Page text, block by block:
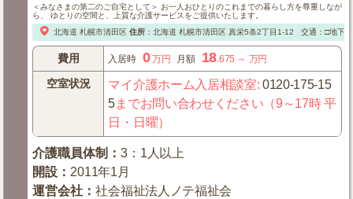
＜みなさまの第二のご自宅として＞ お一人おひとりのこれまでの暮らし方を尊重しなが
ら、 ゆとりの空間と、上質な介護サービスをご提供いたします。
北海道 札幌市清田区 住所： 北海道 札幌市清田区真栄5条2丁目1-12 交通：□地下
費用 入居時 0万円 月額 18 .675 ～ 万円
空室状況 マイ介護ホーム入居相談室:0120-175-15
5までお問い合わせください（9～17時 平
日・日曜）
介護職員体制 ：3：1人以上
開設 ： 2011年1月
運営会社 ：社会福祉法人ノテ福祉会